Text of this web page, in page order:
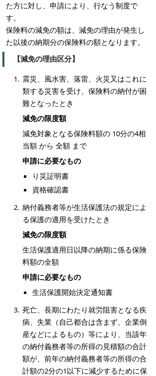
た方に対し、申請により、行なう制度で
す。
保険料の減免の額は、減免の理由が発生し
た以後の納期分の保険料の額となります。
【減免の理由区分】
震災、風水害、落雷、火災又はこれに
類する災害を受け、保険料の納付が困
難となったとき
減免の限度額
減免対象となる保険料額の 10分の4相
当額 から 全額 まで
申請に必要なもの
り災証明書
資格確認書
納付義務者等が生活保護法の規定によ
る保護の適用を受けたとき
減免の限度額
生活保護適用日以降の納期に係る保険
料額の全額
申請に必要なもの
生活保護開始決定通知書
死亡、長期にわたり就労阻害となる疾
病、失業（自己都合は含まず、企業倒
産などによるもの）等により、当該年
の納付義務者等の所得の見積額の合計
額が、前年の納付義務者等の所得の合
計額の2分の1以下に減少するために保